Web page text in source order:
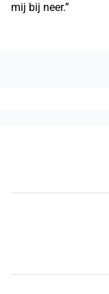
mij bij neer.”